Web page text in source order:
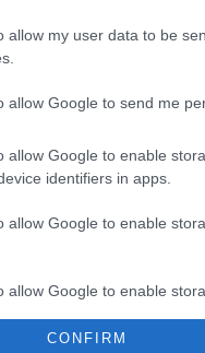
allow my user data to be
allow Google to send me
allow Google to enable
identifiers in apps.
allow Google to enable
allow Google to enable
allow Google to enable
CONFIRM